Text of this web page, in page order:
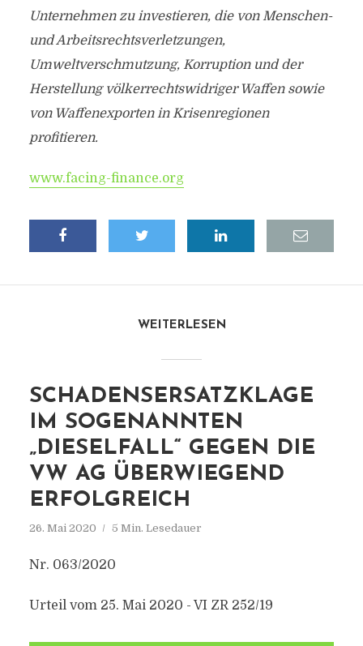
Unternehmen zu investieren, die von Menschen-
und Arbeitsrechtsverletzungen,
Umweltverschmutzung, Korruption und der
Herstellung völkerrechtswidriger Waffen sowie
von Waffenexporten in Krisenregionen
profitieren.
www.facing-finance.org
WEITERLESEN
SCHADENSERSATZKLAGE
IM SOGENANNTEN
„DIESELFALL“ GEGEN DIE
VW AG ÜBERWIEGEND
ERFOLGREICH
26. Mai 2020 5 Min. Lesedauer
Nr. 063/2020
Urteil vom 25. Mai 2020 - VI ZR 252/19